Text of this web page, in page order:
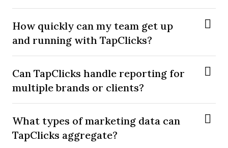
How quickly can my team get up
and running with TapClicks?
Can TapClicks handle reporting for
multiple brands or clients?
What types of marketing data can
TapClicks aggregate?